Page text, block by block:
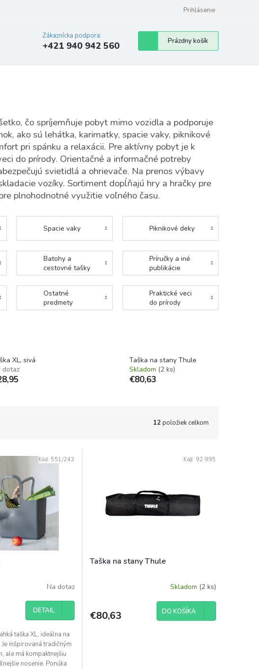
Prihlásenie
Zákaznícka podpora:
+421 940 942 560
Nákupný
košík
Prázdny košík
čo spríjemňuje pobyt mimo vozidla a podporuje
ako sú lehátka, karimatky, spacie vaky, piknikové
pri spánku a relaxácii. Pre aktívny pobyt je k
do prírody. Orientačné a informačné potreby
svietidlá a ohrievače. Na prenos výbavy
vozíky. Sortiment dopĺňajú hry a hračky pre
plnohodnotné využitie voľného času.
Spacie vaky Piknikové deky
Batohy a
cestovné tašky
Príručky a iné
publikácie
Ostatné
predmety
Praktické veci
do prírody
XL, sivá
dotaz
Taška na stany Thule
Skladom (2 ks)
€80,63
12 položiek celkom
Na dotaz
DETAIL
taška XL, ideálna na
inšpirovaná tradičným
ale má kompaktnejšiu
nosenie. Ponúka
Kód: 551/243
Taška na stany Thule
Skladom (2 ks)
€80,63 DO KOŠÍKA
Kód: 92 995